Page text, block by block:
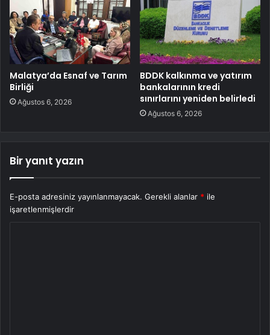
Malatya’da Esnaf ve Tarım
Birliği
Ağustos 6, 2026
BDDK kalkınma ve yatırım
bankalarının kredi
sınırlarını yeniden belirledi
Ağustos 6, 2026
Bir yanıt yazın
E-posta adresiniz yayınlanmayacak. Gerekli alanlar * ile
işaretlenmişlerdir